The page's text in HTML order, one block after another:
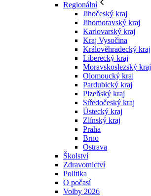
Regionální
Jihočeský kraj
Jihomoravský kraj
Karlovarský kraj
Kraj Vysočina
Králověhradecký kraj
Liberecký kraj
Moravskoslezský kraj
Olomoucký kraj
Pardubický kraj
Plzeňský kraj
Středočeský kraj
Ústecký kraj
Zlínský kraj
Praha
Brno
Ostrava
Školství
Zdravotnictví
Politika
O počasí
Volby 2026